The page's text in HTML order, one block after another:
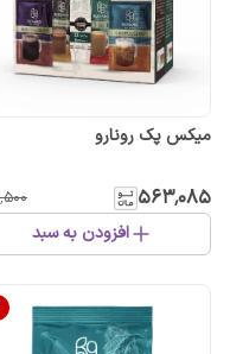
میکس پک رونارو
۵۶۳٬۰۸۵
افزودن به سبد